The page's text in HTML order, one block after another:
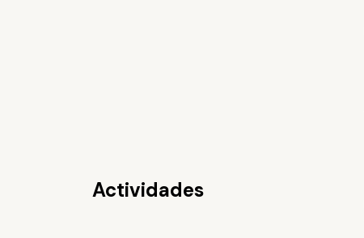
Actividades